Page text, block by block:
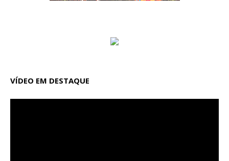
VÍDEO EM DESTAQUE